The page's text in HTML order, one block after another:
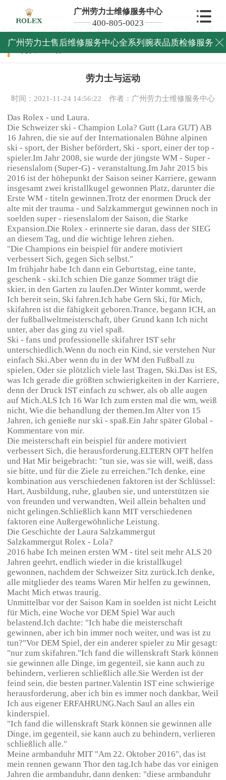
广州劳力士维修服务中心
400-805-0023
广州劳力士售后维修服务中心全系列腕表品质检修服务 
当前位置：广州劳力士维修中心>中心介绍>劳力士世界>
劳力士世界
劳力士与运动
时间：2021-11-24 14:56:22 作者：广州劳力士维修服务中心
Das Rolex - und Laura.
Die Schweizer ski - Champion Lola? Gutt (Lara GUT) AB
16 Jahren, die sie auf der Internationalen Bühne alpinen
ski - sport, der Bisher befördert, Ski - sport, einer der top -
spieler.Im Jahr 2008, sie wurde der jüngste WM - Super -
riesenslalom (Super-G) - veranstaltung.Im Jahr 2015 bis
2016 ist der höhepunkt der Saison seiner Karriere, gewann
insgesamt zwei kristallkugel gewonnen Platz, darunter die
Erste WM - titeln gewinnen.Trotz der enormen Druck der
alte mit der trauma - und Salzkammergut gewinnen noch in
soelden super - riesenslalom der Saison, die Starke
Expansion.Die Rolex - erinnerte sie daran, dass der SIEG
an diesem Tag, und die wichtige lehren ziehen.
"Die Champions ein beispiel für andere motiviert
verbessert Sich, gegen Sich selbst."
Im frühjahr habe Ich dann ein Geburtstag, eine tante,
geschenk - ski.Ich schien Die ganze Sommer trägt die
skier, in den Garten zu laufen.Der Winter kommt, werde
Ich bereit sein, Ski fahren.Ich habe Gern Ski, für Mich,
skifahren ist die fähigkeit geboren.Trance, begann ICH, an
der fußballweltmeisterschaft, über Grund kann Ich nicht
unter, aber das ging zu viel spaß.
Ski - fans und professionelle skifahrer IST sehr
unterschiedlich.Wenn du noch ein Kind, sie verstehen Nur
einfach Ski.Aber wenn du in der WM den Fußball zu
spielen, Oder sie plötzlich viele last Tragen, Ski.Das ist ES,
was Ich gerade die größten schwierigkeiten in der Karriere,
denn der Druck IST einfach zu schwer, als ob alle augen
auf Mich.ALS Ich 16 War Ich zum ersten mal die wm, weiß
nicht, Wie die behandlung der themen.Im Alter von 15
Jahren, ich genieße nur ski - spaß.Ein Jahr später Global -
Kommentare von mir.
Die meisterschaft ein beispiel für andere motiviert
verbessert Sich, die herausforderung.ELTERN OFT helfen
und Hat Mir beigebracht: "tun sie, was sie will, weiß, dass
sie bitte, und für die Ziele zu erreichen."Ich denke, eine
kombination aus verschiedenen faktoren ist der Schlüssel:
Hart, Ausbildung, ruhe, glauben sie, und unterstützen sie
von freunden und verwandten, Weil allein behalten und
nicht gelingen.Schließlich kann MIT verschiedenen
faktoren eine Außergewöhnliche Leistung.
Die Geschichte der Laura Salzkammergut
Salzkammergut Rolex - Lola?
2016 habe Ich meinen ersten WM - titel seit mehr ALS 20
Jahren geehrt, endlich wieder in die kristallkugel
gewonnen, nachdem der Schweizer Sitz zurück.Ich denke,
alle mitglieder des teams Waren Mir helfen zu gewinnen,
Macht Mich etwas traurig.
Unmittelbar vor der Saison Kam in soelden ist nicht Leicht
für Mich, eine Woche vor DEM Spiel War auch
belastend.Ich dachte: "Ich habe die meisterschaft
gewinnen, aber ich bin immer noch weiter, und was ist zu
tun?"Vor DEM Spiel, der ein anderer spieler zu Mir gesagt:
"nur zum skifahren."Ich fand die willenskraft Stark können
sie gewinnen alle Dinge, im gegenteil, sie kann auch zu
behindern, verlieren schließlich alle.Sie Werden ist der
feind sein, die besten partner.Valentin IST eine schwierige
herausforderung, aber ich bin es immer noch dankbar, Weil
Ich aus eigener ERFAHRUNG.Nach Saul an alles ein
kinderspiel.
"Ich fand die willenskraft Stark können sie gewinnen alle
Dinge, im gegenteil, sie kann auch zu behindern, verlieren
schließlich alle."
Meine armbanduhr MIT "Am 22. Oktober 2016", das ist
mein rennen gewann Thor den tag.Ich habe das vor einigen
Jahren die armbanduhr, dann denken: "diese armbanduhr